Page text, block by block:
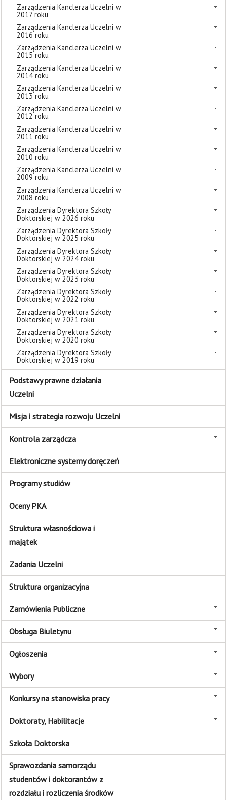
Zarządzenia Kanclerza Uczelni w
2017 roku
Zarządzenia Kanclerza Uczelni w
2016 roku
Zarządzenia Kanclerza Uczelni w
2015 roku
Zarządzenia Kanclerza Uczelni w
2014 roku
Zarządzenia Kanclerza Uczelni w
2013 roku
Zarządzenia Kanclerza Uczelni w
2012 roku
Zarządzenia Kanclerza Uczelni w
2011 roku
Zarządzenia Kanclerza Uczelni w
2010 roku
Zarządzenia Kanclerza Uczelni w
2009 roku
Zarządzenia Kanclerza Uczelni w
2008 roku
Zarządzenia Dyrektora Szkoły
Doktorskiej w 2026 roku
Zarządzenia Dyrektora Szkoły
Doktorskiej w 2025 roku
Zarządzenia Dyrektora Szkoły
Doktorskiej w 2024 roku
Zarządzenia Dyrektora Szkoły
Doktorskiej w 2023 roku
Zarządzenia Dyrektora Szkoły
Doktorskiej w 2022 roku
Zarządzenia Dyrektora Szkoły
Doktorskiej w 2021 roku
Zarządzenia Dyrektora Szkoły
Doktorskiej w 2020 roku
Zarządzenia Dyrektora Szkoły
Doktorskiej w 2019 roku
Podstawy prawne działania
Uczelni
Misja i strategia rozwoju Uczelni
Kontrola zarządcza
Elektroniczne systemy doręczeń
Programy studiów
Oceny PKA
Struktura własnościowa i
majątek
Zadania Uczelni
Struktura organizacyjna
Zamówienia Publiczne
Obsługa Biuletynu
Ogłoszenia
Wybory
Konkursy na stanowiska pracy
Doktoraty, Habilitacje
Szkoła Doktorska
Sprawozdania samorządu
studentów i doktorantów z
rozdziału i rozliczenia środków